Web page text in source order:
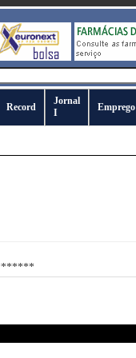
Record
Jornal
I
Emprego